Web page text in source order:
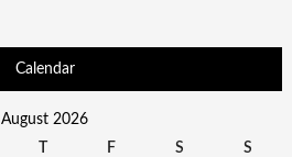
Calendar
August 2026
T F S S